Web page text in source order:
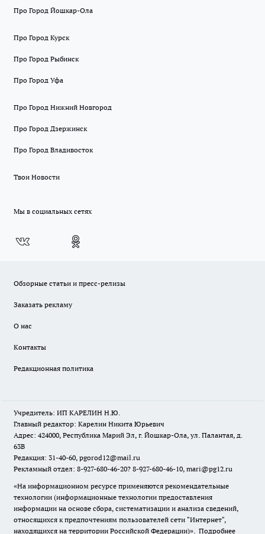
Про Город Йошкар-Ола
Про Город Курск
Про Город Рыбинск
Про Город Уфа
Про Город Нижний Новгород
Про Город Дзержинск
Про Город Владивосток
Твои Новости
Мы в социальных сетях
Обзорные статьи и пресс-релизы
Заказать рекламу
О нас
Контакты
Редакционная политика
Учредитель: ИП КАРЕЛИН Н.Ю.
Главный редактор: Карелин Никита Юрьевич
Адрес: 424000, Республика Марий Эл, г. Йошкар-Ола, ул. Палантая, д.
63В
Редакция: 31-40-60, pgorod12@mail.ru
Рекламный отдел: 8-927-680-46-20? 8-927-680-46-10, mari@pg12.ru
«На информационном ресурсе применяются рекомендательные
технологии (информационные технологии предоставления
информации на основе сбора, систематизации и анализа сведений,
относящихся к предпочтениям пользователей сети "Интернет",
находящихся на территории Российской Федерации)». Подробнее